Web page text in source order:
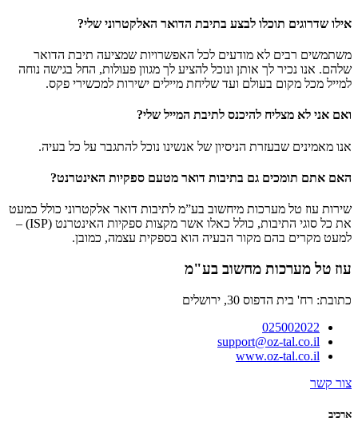
אילו שדרוגים תוכלו לבצע בתיבת הדואר האלקטרוני שלי?
משתמשים רבים לא מודעים לכל האפשרויות שמציעה תיבת הדואר
שלהם. אנו נכיר לך אותן ונוכל להציע לך מגוון פעולות, החל בגישה נוחה
למייל מכל מקום בעולם ועד שליחת מיילים ישירות למכשירי פקס.
ואם אני לא מצליח להיכנס לתיבת המייל שלי?
אנו מאמינים שבעזרת הניסיון של אנשינו נוכל להתגבר על כל בעיה.
האם אתם תומכים גם בתיבות דואר מטעם ספקיות האינטרנט?
שירות עוז טל מערכות מיחשוב בע”מ לתיבות דואר אלקטרוני כולל כמעט
את כל סוגי התיבות, כולל כאלו אשר מקצות ספקיות האינטרנט (ISP) –
למעט מקרים בהם מקור הבעיה הוא בספקית עצמה, כמובן.
עוז טל מערכות מחשוב בע"מ
כתובת: רח' בית הדפוס 30, ירושלים
025002022
support@oz-tal.co.il
www.oz-tal.co.il
צור קשר
ארכיב